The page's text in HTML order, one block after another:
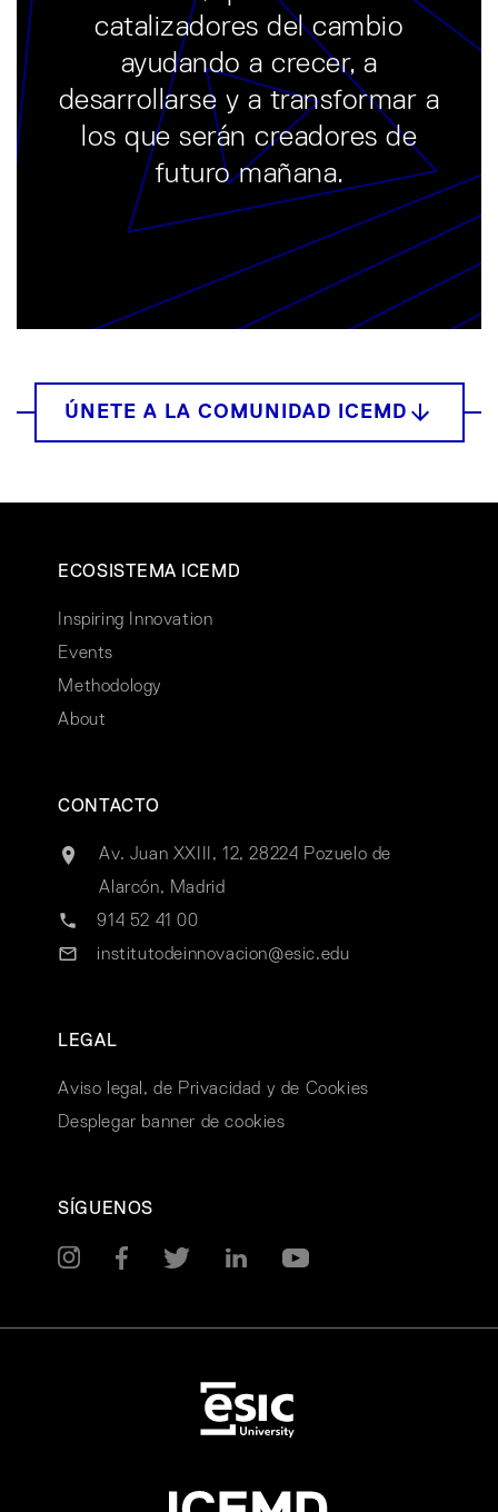
catalizadores del cambio
ayudando a crecer, a
desarrollarse y a transformar a
los que serán creadores de
futuro mañana.
ECOSISTEMA ICEMD
Inspiring Innovation
Events
Methodology
About
CONTACTO
Av. Juan XXIII, 12, 28224 Pozuelo de
Alarcón, Madrid
914 52 41 00
institutodeinnovacion@esic.edu
LEGAL
Aviso legal, de Privacidad y de Cookies
Desplegar banner de cookies
SÍGUENOS